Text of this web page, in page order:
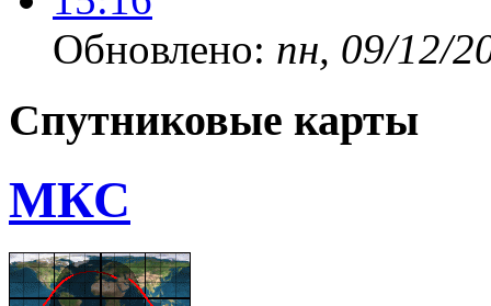
Обновлено: пн, 09/12/
Спутниковые карты
МКС